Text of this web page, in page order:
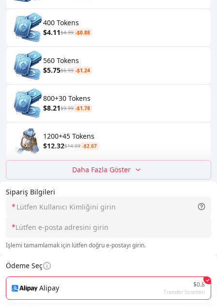
Sipariş Bilgileri
*
*
İşlemi tamamlamak için lütfen doğru e-postayı girin.
Ödeme Seç
Alipay $0.8
Transfer Ücretleri
400 Tokens
$4.11$4.99 -$0.88
560 Tokens
$5.75$6.99 -$1.24
800+30 Tokens
$8.21$9.99 -$1.78
1200+45 Tokens
$12.32$14.99 -$2.67
Daha Fazla Göster